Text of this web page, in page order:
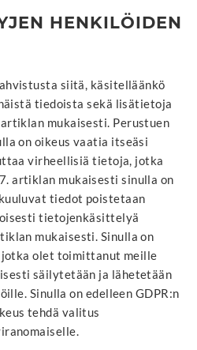
HENKILÖIDEN
siitä, käsitelläänkö
tiedoista sekä lisätietoja
mukaisesti. Perustuen
on oikeus vaatia itseäsi
virheellisiä tietoja, jotka
artiklan mukaisesti sinulla on
tiedot poistetaan
tietojenkäsittelyä
mukaisesti. Sinulla on
olet toimittanut meille
säilytetään ja lähetetään
Sinulla on edelleen GDPR:n
tehdä valitus